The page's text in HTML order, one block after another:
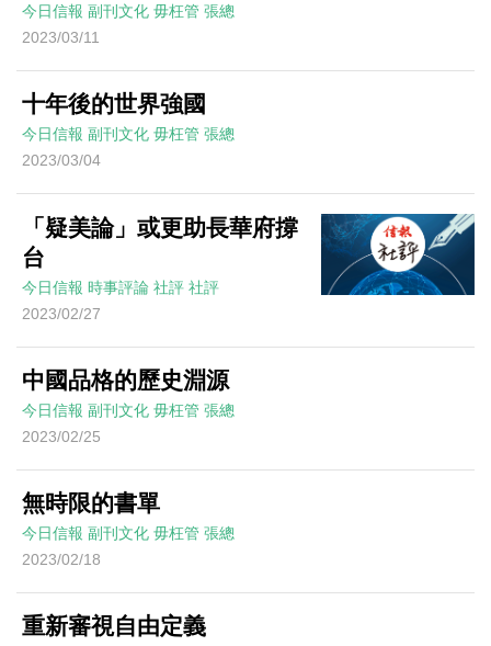
今日信報 副刊文化 毋枉管 張總
2023/03/11
十年後的世界強國
今日信報 副刊文化 毋枉管 張總
2023/03/04
「疑美論」或更助長華府撐
台
今日信報 時事評論 社評 社評
2023/02/27
中國品格的歷史淵源
今日信報 副刊文化 毋枉管 張總
2023/02/25
無時限的書單
今日信報 副刊文化 毋枉管 張總
2023/02/18
重新審視自由定義